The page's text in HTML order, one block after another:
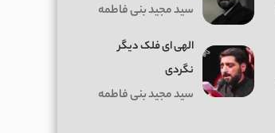
سید مجید بنی فاطمه
الهی ای فلک دیگر
نگردی
سید مجید بنی فاطمه